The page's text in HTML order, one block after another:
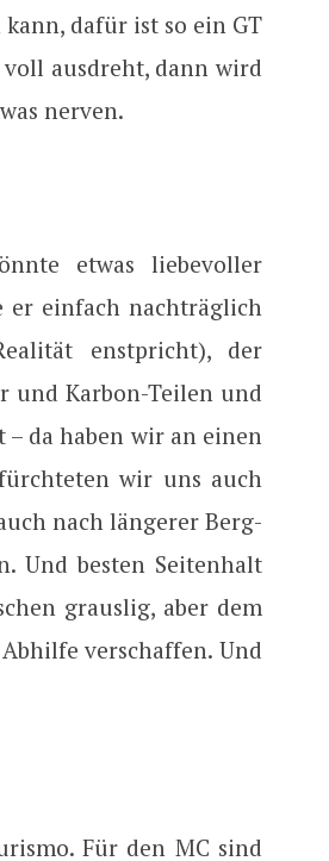
dafür ist so ein GT
ausdreht, dann wird
nerven.
etwas liebevoller
er einfach nachträglich
enstpricht), der
und Karbon-Teilen und
da haben wir an einen
wir uns auch
nach längerer Berg-
Und besten Seitenhalt
grauslig, aber dem
verschaffen. Und
Für den MC sind